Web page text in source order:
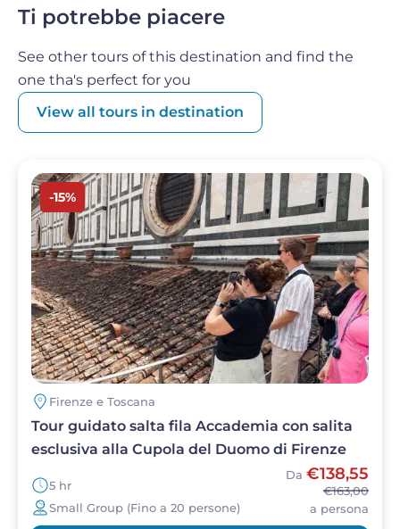
molti altri. Una volta terminata la masterclass,
che vorrete!
Ti potrebbe piacere
See other tours of this destination and find the
one tha's perfect for you
View all tours in destination
Image
-15%
Firenze e Toscana
Tour guidato salta fila Accademia con salita
esclusiva alla Cupola del Duomo di Firenze
5 hr
Small Group (Fino a 20 persone)
Da €138,55
€163,00
a persona